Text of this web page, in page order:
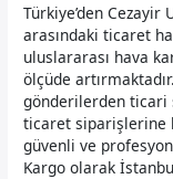
Türkiye’den
arasındaki ticaret
uluslararası hava
ölçüde
gönderilerden ticari
ticaret siparişlerine
güvenli ve
Kargo olarak